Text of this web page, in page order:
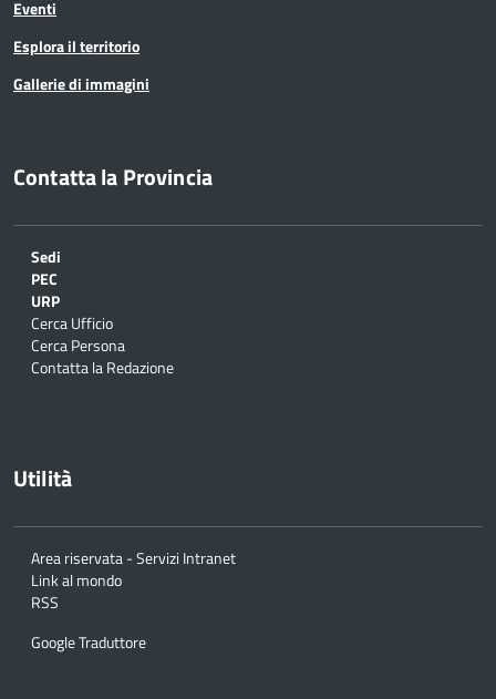
Eventi
Esplora il territorio
Gallerie di immagini
Contatta la Provincia
Sedi
PEC
URP
Cerca Ufficio
Cerca Persona
Contatta la Redazione
Utilità
Area riservata - Servizi Intranet
Link al mondo
RSS
Google Traduttore